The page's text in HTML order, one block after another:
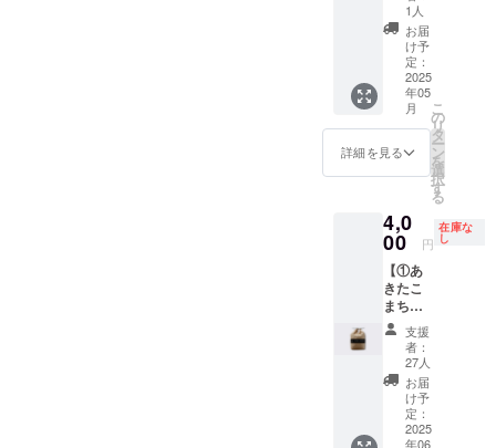
項：掲
載を希
望され
る方
は、備
考欄に
お名前
入くだ
さい。
場合は
「掲載
なし」
とご記
入くだ
さい。
パート
ナーが
いた場
合は、
ご希望
に応じ
て支援
金いた
しま
の氏名
掲載権
全ての
リター
ン品に
付属し
ます。
公式HP
にご希
望のお
名前を
記載い
たしま
HP ・掲
載期
間：
2025年
5月1
日〜1年
間掲載
・掲載
方法：
項：掲
載を希
る方
は、備
考欄に
お名前
をご記
入くだ
さい。
希望さ
れない
場合は
②HPへ
の氏名
掲載権
全ての
リター
ン品に
付属し
ます。
公式HP
記載い
たしま
す。 ・
掲載場
所：
TRANK
SHONA
Nの公式
HP ・掲
載期
間：
2025年
5月1
使用サ
イン入
りスパ
イク
（※）を
お送り
いたし
ます。
※高選手
のご厚
意によ
された
もので
す。転
売等は
固く禁
止いた
しま
す。
②HPへ
の氏名
掲載権
全ての
リター
ナー +
②HPへ
の氏名
掲載
権】 ①
トレー
ニング
ウェア
パート
ナー
TRANK
Nのト
レーニ
ング
ウェア
に貴社
のロゴ
を掲載
し、ク
ラブの
活動を
ともに
支えて
いただ
1人
お届
け予
定：
2025
年05
月
詳細を見る
こ
の
リ
タ
ー
ン
を
選
択
す
る
4,0
00 円
在庫な
し
【①あ
きたこ
まち
2kg +
②HPへ
の氏名
掲載
権】 ①
あきた
こまち
支援
者：
27人
お届
け予
定：
2025
年06